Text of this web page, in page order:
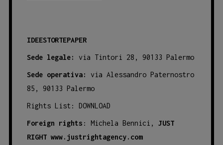
IDEESTORTEPAPER
Sede legale: via Tintori 28, 90133 Palermo
Sede operativa:
via Alessandro Paternostro
85, 90133 Palermo
Rights List: DOWNLOAD
Foreign rights : Michela Bennici, JUST
RIGHT www.justrightagency.com